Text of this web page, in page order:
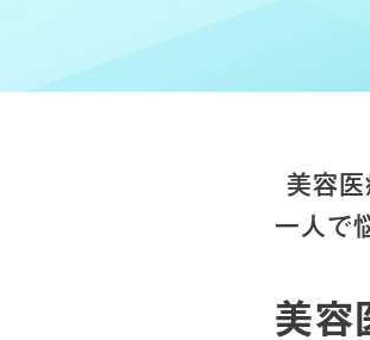
美容
一人で
美容